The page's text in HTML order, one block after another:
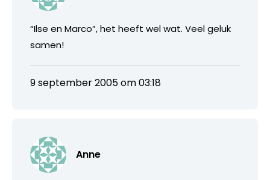
“Ilse en Marco”, het heeft wel wat. Veel geluk
samen!
9 september 2005 om 03:18
Anne